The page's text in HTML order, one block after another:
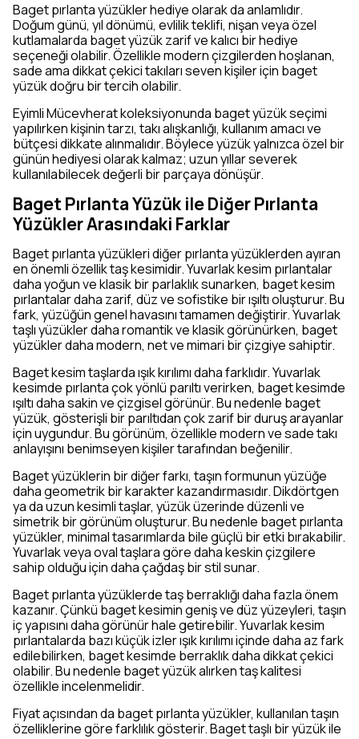
Baget pırlanta yüzükler hediye olarak da anlamlıdır.
Doğum günü, yıl dönümü, evlilik teklifi, nişan veya özel
kutlamalarda baget yüzük zarif ve kalıcı bir hediye
seçeneği olabilir. Özellikle modern çizgilerden hoşlanan,
sade ama dikkat çekici takıları seven kişiler için baget
yüzük doğru bir tercih olabilir.
Eyimli Mücevherat koleksiyonunda baget yüzük seçimi
yapılırken kişinin tarzı, takı alışkanlığı, kullanım amacı ve
bütçesi dikkate alınmalıdır. Böylece yüzük yalnızca özel bir
günün hediyesi olarak kalmaz; uzun yıllar severek
kullanılabilecek değerli bir parçaya dönüşür.
Baget Pırlanta Yüzük ile Diğer Pırlanta
Yüzükler Arasındaki Farklar
Baget pırlanta yüzükleri diğer pırlanta yüzüklerden ayıran
en önemli özellik taş kesimidir. Yuvarlak kesim pırlantalar
daha yoğun ve klasik bir parlaklık sunarken, baget kesim
pırlantalar daha zarif, düz ve sofistike bir ışıltı oluşturur. Bu
fark, yüzüğün genel havasını tamamen değiştirir. Yuvarlak
taşlı yüzükler daha romantik ve klasik görünürken, baget
yüzükler daha modern, net ve mimari bir çizgiye sahiptir.
Baget kesim taşlarda ışık kırılımı daha farklıdır. Yuvarlak
kesimde pırlanta çok yönlü parıltı verirken, baget kesimde
ışıltı daha sakin ve çizgisel görünür. Bu nedenle baget
yüzük, gösterişli bir parıltıdan çok zarif bir duruş arayanlar
için uygundur. Bu görünüm, özellikle modern ve sade takı
anlayışını benimseyen kişiler tarafından beğenilir.
Baget yüzüklerin bir diğer farkı, taşın formunun yüzüğe
daha geometrik bir karakter kazandırmasıdır. Dikdörtgen
ya da uzun kesimli taşlar, yüzük üzerinde düzenli ve
simetrik bir görünüm oluşturur. Bu nedenle baget pırlanta
yüzükler, minimal tasarımlarda bile güçlü bir etki bırakabilir.
Yuvarlak veya oval taşlara göre daha keskin çizgilere
sahip olduğu için daha çağdaş bir stil sunar.
Baget pırlanta yüzüklerde taş berraklığı daha fazla önem
kazanır. Çünkü baget kesimin geniş ve düz yüzeyleri, taşın
iç yapısını daha görünür hale getirebilir. Yuvarlak kesim
pırlantalarda bazı küçük izler ışık kırılımı içinde daha az fark
edilebilirken, baget kesimde berraklık daha dikkat çekici
olabilir. Bu nedenle baget yüzük alırken taş kalitesi
özellikle incelenmelidir.
Fiyat açısından da baget pırlanta yüzükler, kullanılan taşın
özelliklerine göre farklılık gösterir. Baget taşlı bir yüzük ile